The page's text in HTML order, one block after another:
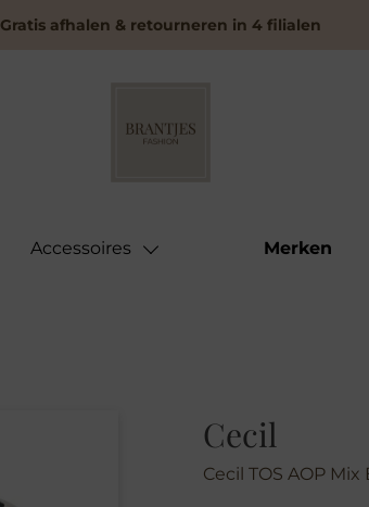
Gratis afhalen & retourneren in 4 filialen
Accessoires Merken
Cecil
Cecil TOS AOP Mix